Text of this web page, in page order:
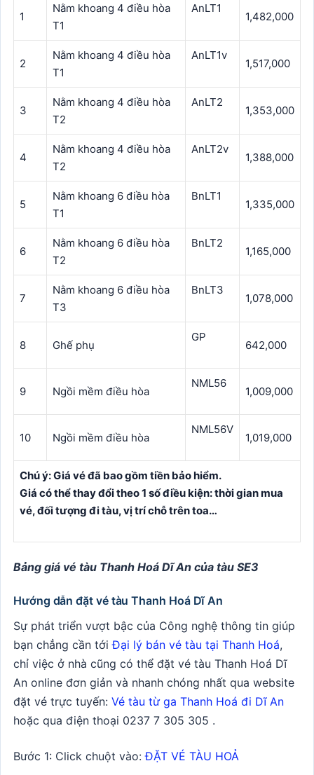
1
Nằm khoang 4 điều hòa
T1
AnLT1
1,482,000
2
Nằm khoang 4 điều hòa
T1
AnLT1v
1,517,000
3
Nằm khoang 4 điều hòa
T2
AnLT2
1,353,000
4
Nằm khoang 4 điều hòa
T2
AnLT2v
1,388,000
5
Nằm khoang 6 điều hòa
T1
BnLT1
1,335,000
6
Nằm khoang 6 điều hòa
T2
BnLT2
1,165,000
7
Nằm khoang 6 điều hòa
T3
BnLT3
1,078,000
8 Ghế phụ
GP
642,000
9 Ngồi mềm điều hòa
NML56
1,009,000
10 Ngồi mềm điều hòa
NML56V
1,019,000
Chú ý: Giá vé đã bao gồm tiền bảo hiểm.
Giá có thể thay đổi theo 1 số điều kiện: thời gian mua
vé, đối tượng đi tàu, vị trí chỗ trên toa…
Bảng giá vé tàu Thanh Hoá Dĩ An của tàu SE3
Hướng dẫn đặt vé tàu Thanh Hoá Dĩ An
Sự phát triển vượt bậc của Công nghệ thông tin giúp
bạn chẳng cần tớiĐại lý bán vé tàu tại Thanh Hoá,
chỉ việc ở nhà cũng có thể đặt vé tàu Thanh Hoá Dĩ
An online đơn giản và nhanh chóng nhất qua website
đặt vé trực tuyến: Vé tàu từ ga Thanh Hoá đi Dĩ An
hoặc qua điện thoại 0237 7 305 305 .
Bước 1: Click chuột vào:ĐẶT VÉ TÀU HOẢ